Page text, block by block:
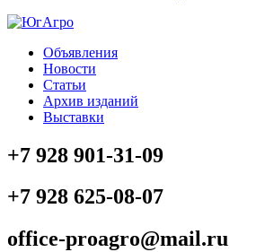
Объявления
Новости
Статьи
Архив изданий
Выставки
+7 928 901-31-09
+7 928 625-08-07
office-proagro@mail.ru